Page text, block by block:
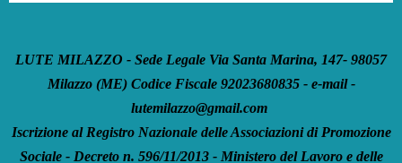
LUTE MILAZZO - Sede Legale Via Santa Marina, 147- 98057
Milazzo (ME) Codice Fiscale 92023680835 - e-mail -
lutemilazzo@gmail.com
Iscrizione al Registro Nazionale delle Associazioni di Promozione
Sociale - Decreto n. 596/11/2013 - Ministero del Lavoro e delle